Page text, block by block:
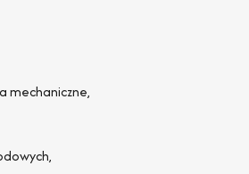
mechaniczne,